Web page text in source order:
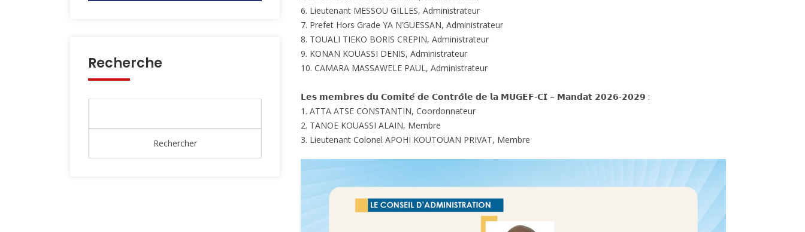
Recherche
6. Lieutenant MESSOU GILLES, Administrateur
7. Prefet Hors Grade YA N’GUESSAN, Administrateur
8. TOUALI TIEKO BORIS CREPIN, Administrateur
9. KONAN KOUASSI DENIS, Administrateur
10. CAMARA MASSAWELE PAUL, Administrateur
𝗟𝗲𝘀 𝗺𝗲𝗺𝗯𝗿𝗲𝘀 𝗱𝘂 𝗖𝗼𝗺𝗶𝘁𝗲́ 𝗱𝗲 𝗖𝗼𝗻𝘁𝗿𝗼̂𝗹𝗲 𝗱𝗲 𝗹𝗮 𝗠𝗨𝗚𝗘𝗙-𝗖𝗜 – 𝗠𝗮𝗻𝗱𝗮𝘁 𝟮𝟬𝟮𝟲-𝟮𝟬𝟮𝟵 :
1. ATTA ATSE CONSTANTIN, Coordonnateur
2. TANOE KOUASSI ALAIN, Membre
3. Lieutenant Colonel APOHI KOUTOUAN PRIVAT, Membre